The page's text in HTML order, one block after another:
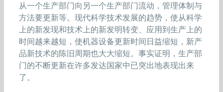
从一个生产部门向另一个生产部门流动，管理体制与
方法要更新等。现代科学技术发展的趋势，使从科学
上的新发现和技术上的新发明转变、应用到生产上的
时间越来越短，使机器设备更新时间日益缩短，新产
品新技术的陈旧周期也大大缩短。事实证明，生产部
门的不断更新在许多发达国家中已突出地表现出来
了。